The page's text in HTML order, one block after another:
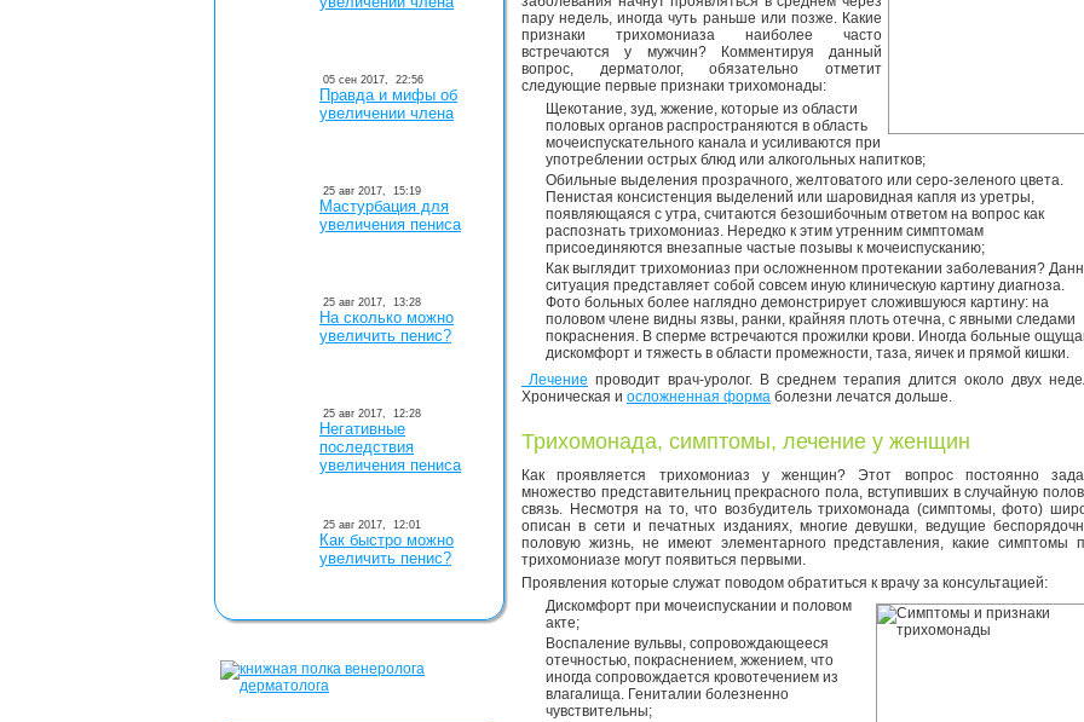
пару недель, иногда чуть раньше или позже. Какие
признаки трихомониаза наиболее часто
встречаются у мужчин? Комментируя данный
вопрос, дерматолог, обязательно отметит
следующие первые признаки трихомонады:
Щекотание, зуд, жжение, которые из области
половых органов распространяются в область
мочеиспускательного канала и усиливаются при
употреблении острых блюд или алкогольных напитков;
Обильные выделения прозрачного, желтоватого или серо-зеленого цвета.
Пенистая консистенция выделений или шаровидная капля из уретры,
появляющаяся с утра, считаются безошибочным ответом на вопрос как
распознать трихомониаз. Нередко к этим утренним симптомам
присоединяются внезапные частые позывы к мочеиспусканию;
Как выглядит трихомониаз при осложненном протекании заболевания?
ситуация представляет собой совсем иную клиническую картину диагноза.
Фото больных более наглядно демонстрирует сложившуюся картину: на
половом члене видны язвы, ранки, крайняя плоть отечна, с явными следами
покраснения. В сперме встречаются прожилки крови. Иногда больные
дискомфорт и тяжесть в области промежности, таза, яичек и прямой кишки.
Лечение проводит врач-уролог. В среднем терапия длится около двух
Хроническая и осложненная форма болезни лечатся дольше.
Трихомонада, симптомы, лечение у женщин
Как проявляется трихомониаз у женщин? Этот вопрос постоянно
множество представительниц прекрасного пола, вступивших в случайную
связь. Несмотря на то, что возбудитель трихомонада (симптомы, фото)
описан в сети и печатных изданиях, многие девушки, ведущие
половую жизнь, не имеют элементарного представления, какие симптомы
трихомониазе могут появиться первыми.
Проявления которые служат поводом обратиться к врачу за консультацией:
Дискомфорт при мочеиспускании и половом
акте;
Воспаление вульвы, сопровождающееся
отечностью, покраснением, жжением, что
иногда сопровождается кровотечением из
влагалища. Гениталии болезненно
чувствительны;
05 сен 2017, 22:56
Правда и мифы об
увеличении члена
25 авг 2017, 15:19
Мастурбация для
увеличения пениса
25 авг 2017, 13:28
На сколько можно
увеличить пенис?
25 авг 2017, 12:28
Негативные
последствия
увеличения пениса
25 авг 2017, 12:01
Как быстро можно
увеличить пенис?